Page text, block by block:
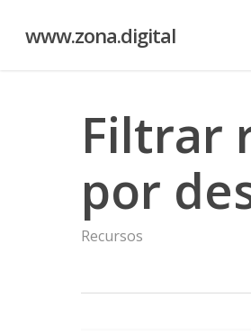
www.zona.digital
Filtrar
por
Recursos